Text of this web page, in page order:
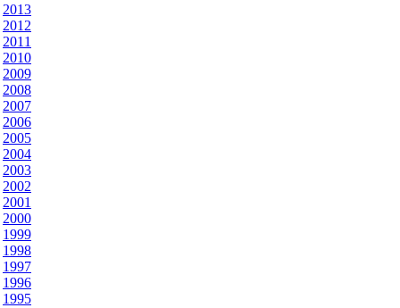
2013
2012
2011
2010
2009
2008
2007
2006
2005
2004
2003
2002
2001
2000
1999
1998
1997
1996
1995